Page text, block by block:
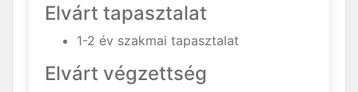
Elvárt tapasztalat
1-2 év szakmai tapasztalat
Elvárt végzettség